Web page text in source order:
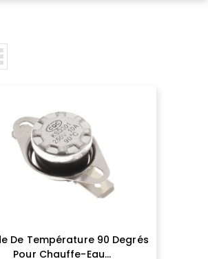
De Température 90 Degrés
Pour Chauffe-Eau...